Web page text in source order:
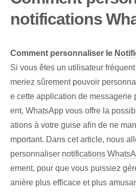
notifications
Comment personnaliser le
Si vous êtes un utilisateur
meriez sûrement pouvoir
e cette application de messagerie
ent, WhatsApp vous offre la
ations à votre guise afin de ne
mportant. Dans cet article, nous
personnaliser notifications
ement, pour que vous puissiez
anière plus efficace et plus